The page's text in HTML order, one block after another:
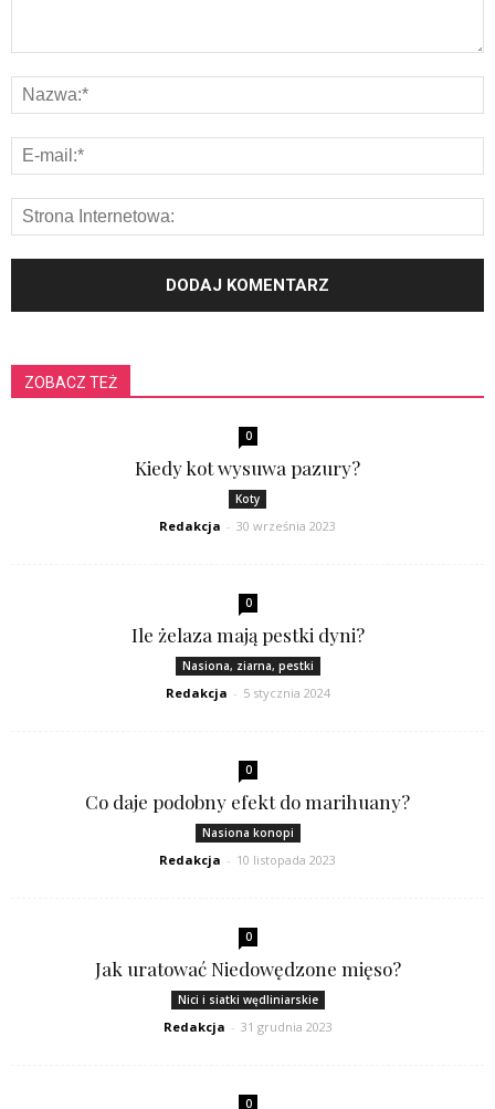
ZOBACZ TEŻ
0
Kiedy kot wysuwa pazury?
Koty
Redakcja - 30 września 2023
0
Ile żelaza mają pestki dyni?
Nasiona, ziarna, pestki
Redakcja - 5 stycznia 2024
0
Co daje podobny efekt do marihuany?
Nasiona konopi
Redakcja - 10 listopada 2023
0
Jak uratować Niedowędzone mięso?
Nici i siatki wędliniarskie
Redakcja - 31 grudnia 2023
0